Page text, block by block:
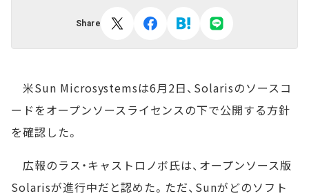
Share
米Sun Microsystemsは6月2日、Solarisのソースコ
ードをオープンソースライセンスの下で公開する方針
を確認した。
広報のラス・キャストロノボ氏は、オープンソース版
Solarisが進行中だと認めた。ただ、Sunがどのソフト